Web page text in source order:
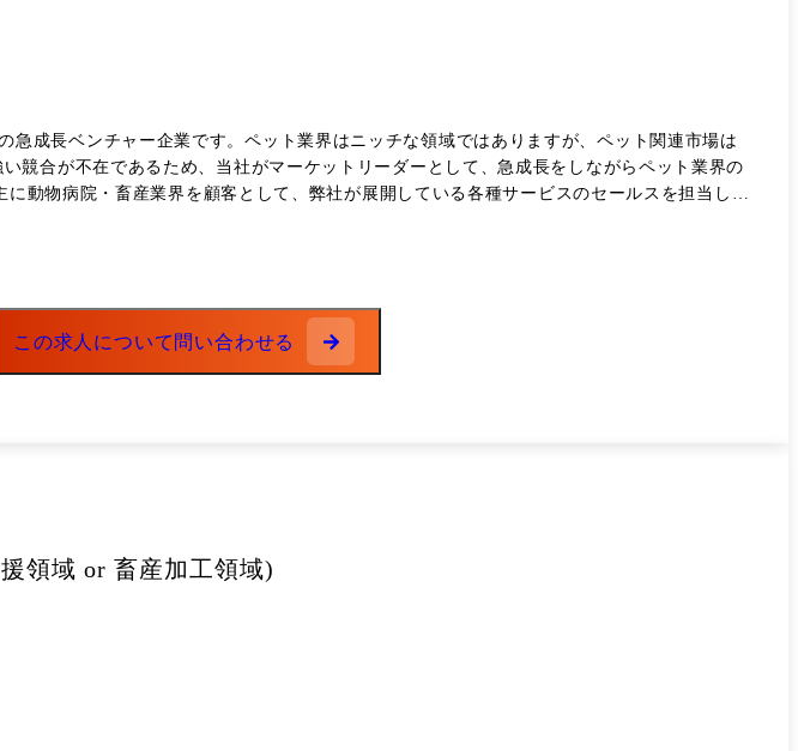
成長ベンチャー企業です。ペット業界はニッチな領域ではありますが、ペット関連市場は
競合が不在であるため、当社がマーケットリーダーとして、急成長をしながらペット業界の
営コンサルタント ・M&Aアドバイザー など… ●主な取り扱いサービス ・ベ
ターの転職サイト ・アニマルジョブフェスタ:ペット業界従事者のための合同就職説明会イ
ト(アニマルジョブの学生版) ・フレッシュジョブ:第一次産業(畜産・農業)に専門特化した転
就職説明会イベント ・フレッシュジョブ学生版:第一次産業(畜産・農業)の就職情報誌(フレ
この求人について問い合わせる
領域 or 畜産加工領域)